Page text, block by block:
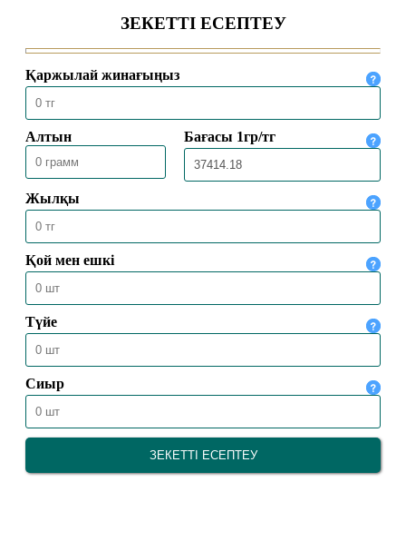
28.10.2024 6979
ПАЙҒАМБАР СҮЙГЕН ЖЕМІСТЕР
26.10.2024